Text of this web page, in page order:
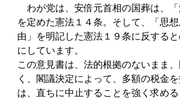
わが党は、安倍元首相の国葬は、「
を定めた憲法１４条。そして、「思
由」を明記した憲法１９条に反する
にしています。
この意見書は、法的根拠のないまま
く、閣議決定によって、多額の税金
は、直ちに中止することを強く求める